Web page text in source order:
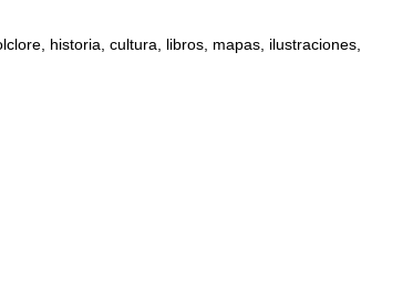
historia, cultura, libros, mapas, ilustraciones,